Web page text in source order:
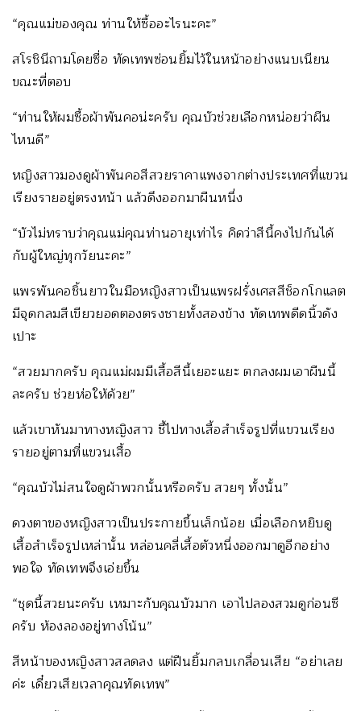
“คุณแม่ของคุณ ท่านให้ซื้ออะไรนะคะ”
สโรชินีถามโดยซื่อ ทัดเทพซ่อนยิ้มไว้ในหน้าอย่างแนบเนียน
ขณะที่ตอบ
“ท่านให้ผมซื้อผ้าพันคอน่ะครับ คุณบัวช่วยเลือกหน่อยว่าผืน
ไหนดี”
หญิงสาวมองดูผ้าพันคอสีสวยราคาแพงจากต่างประเทศที่แขวน
เรียงรายอยู่ตรงหน้า แล้วดึงออกมาผืนหนึ่ง
“บัวไม่ทราบว่าคุณแม่คุณท่านอายุเท่าไร คิดว่าสีนี้คงไปกันได้
กับผู้ใหญ่ทุกวัยนะคะ”
แพรพันคอชิ้นยาวในมือหญิงสาวเป็นแพรฝรั่งเศสสีช็อกโกแลต
มีจุดกลมสีเขียวยอดตองตรงชายทั้งสองข้าง ทัดเทพดีดนิ้วดัง
เปาะ
“สวยมากครับ คุณแม่ผมมีเสื้อสีนี้เยอะแยะ ตกลงผมเอาผืนนี้
ละครับ ช่วยห่อให้ด้วย”
แล้วเขาหันมาทางหญิงสาว ชี้ไปทางเสื้อสำเร็จรูปที่แขวนเรียง
รายอยู่ตามที่แขวนเสื้อ
“คุณบัวไม่สนใจดูผ้าพวกนั้นหรือครับ สวยๆ ทั้งนั้น”
ดวงตาของหญิงสาวเป็นประกายขึ้นเล็กน้อย เมื่อเลือกหยิบดู
เสื้อสำเร็จรูปเหล่านั้น หล่อนคลี่เสื้อตัวหนึ่งออกมาดูอีกอย่าง
พอใจ ทัดเทพจึงเอ่ยขึ้น
“ชุดนี้สวยนะครับ เหมาะกับคุณบัวมาก เอาไปลองสวมดูก่อนซี
ครับ ห้องลองอยู่ทางโน้น”
สีหน้าของหญิงสาวสลดลง แต่ฝืนยิ้มกลบเกลื่อนเสีย “อย่าเลย
ค่ะ เดี๋ยวเสียเวลาคุณทัดเทพ”